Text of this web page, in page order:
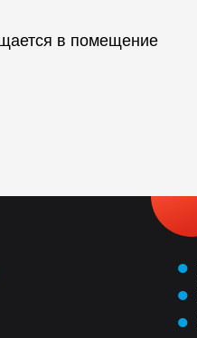
в помещение
●
●
●